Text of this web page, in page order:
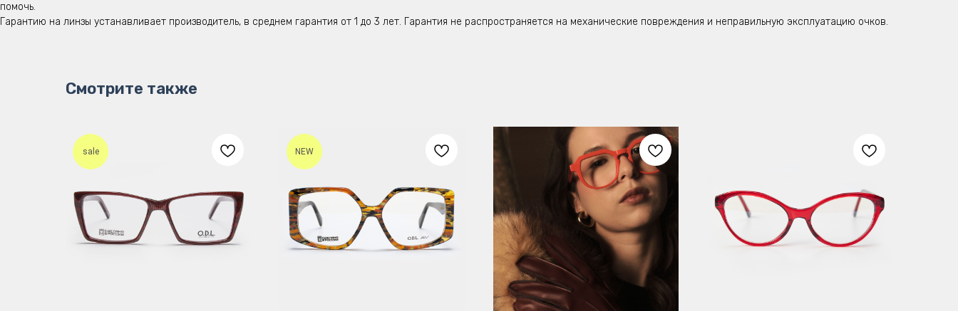
помочь.
Гарантию на линзы устанавливает производитель, в среднем гарантия от 1 до 3 лет. Гарантия не распространяется на механические повреждения и неправильную эксплуатацию очков.
Смотрите также
sale NEW